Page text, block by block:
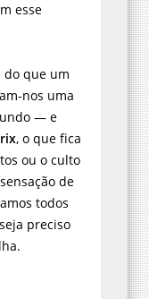
esse
do que um
nos uma
— e
, o que fica
ou o culto
de
todos
preciso